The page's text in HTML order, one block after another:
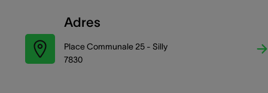
Adres
Place Communale 25 - Silly
7830